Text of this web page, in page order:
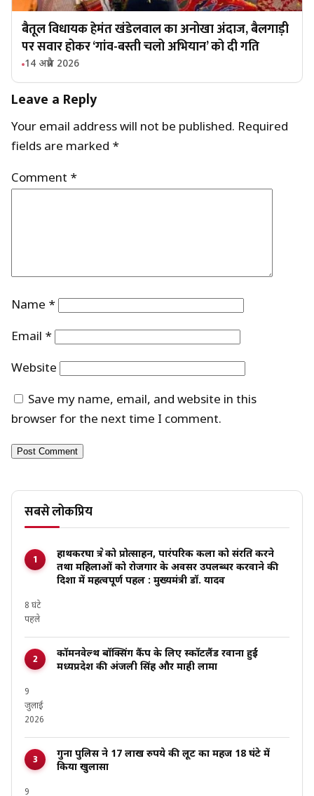
बैतूल विधायक हेमंत खंडेलवाल का अनोखा अंदाज, बैलगाड़ी
पर सवार होकर ‘गांव-बस्ती चलो अभियान’ को दी गति
14 अप्रैल 2026
Leave a Reply
Your email address will not be published. Required
fields are marked *
Comment *
Name *
Email *
Website
Save my name, email, and website in this
browser for the next time I comment.
सबसे लोकप्रिय
हाथकरघा क्षेत्र को प्रोत्साहन, पारंपरिक कला को संरक्षित करने
तथा महिलाओं को रोजगार के अवसर उपलब्धर करवाने की
दिशा में महत्वपूर्ण पहल : मुख्यमंत्री डॉ. यादव
8 घंटे
पहले
कॉमनवेल्थ बॉक्सिंग कैंप के लिए स्कॉटलैंड रवाना हुईं
मध्यप्रदेश की अंजली सिंह और माही लामा
9
जुलाई
2026
गुना पुलिस ने 17 लाख रुपये की लूट का महज 18 घंटे में
किया खुलासा
9